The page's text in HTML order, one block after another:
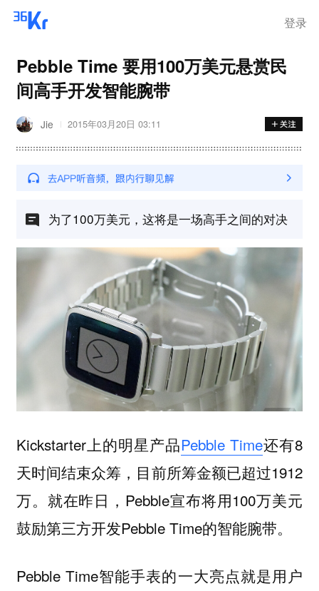
登录
Pebble Time 要用100万美元悬赏民
间高手开发智能腕带
Jie 2015年03月20日 03:11
为了100万美元，这将是一场高手之间的对决
Kickstarter上的明星产品Pebble Time还有8
天时间结束众筹，目前所筹金额已超过1912
万。就在昨日，Pebble宣布将用100万美元
鼓励第三方开发Pebble Time的智能腕带。
Pebble Time智能手表的一大亮点就是用户